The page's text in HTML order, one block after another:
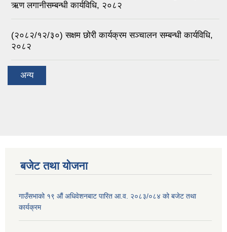
ऋण लगानीसम्बन्धी कार्यविधि, २०८२
(२०८२/१२/३०) सक्षम छोरी कार्यक्रम सञ्चालन सम्बन्धी कार्यविधि,
२०८२
अन्य
बजेट तथा याेजना
गाउँसभाको १९ औं अधिवेशनबाट पारित आ.व. २०८३/०८४ को बजेट तथा
कार्यक्रम